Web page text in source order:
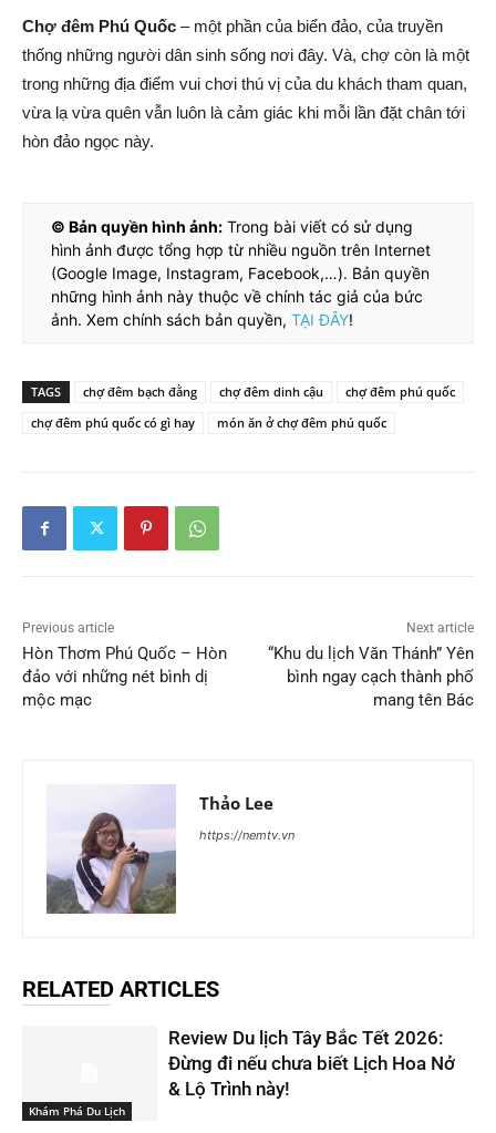
Chợ đêm Phú Quốc – một phần của biển đảo, của truyền
thống những người dân sinh sống nơi đây. Và, chợ còn là một
trong những địa điểm vui chơi thú vị của du khách tham quan,
vừa lạ vừa quên vẫn luôn là cảm giác khi mỗi lần đặt chân tới
hòn đảo ngọc này.
© Bản quyền hình ảnh: Trong bài viết có sử dụng
hình ảnh được tổng hợp từ nhiều nguồn trên Internet
(Google Image, Instagram, Facebook,…). Bản quyền
những hình ảnh này thuộc về chính tác giả của bức
ảnh. Xem chính sách bản quyền, TẠI ĐÂY!
TAGS chợ đêm bạch đằng chợ đêm dinh cậu
chợ đêm phú quốc
chợ đêm phú quốc có gì hay
món ăn ở chợ đêm phú quốc
Previous article
Hòn Thơm Phú Quốc – Hòn
đảo với những nét bình dị
mộc mạc
Next article
“Khu du lịch Văn Thánh” Yên
bình ngay cạch thành phố
mang tên Bác
Thảo Lee
https://nemtv.vn
RELATED ARTICLES
Khám Phá Du Lịch
Review Du lịch Tây Bắc Tết 2026:
Đừng đi nếu chưa biết Lịch Hoa Nở
& Lộ Trình này!